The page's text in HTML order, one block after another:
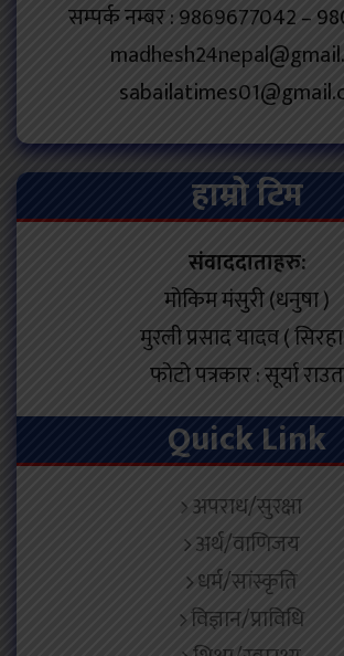
सम्पर्क नम्बर : 9869677042 –
हाम्रो टिम
संवाददाताहरु:
मोकिम मंसुरी (धनुषा )
मुरली प्रसाद यादव (
फोटो पत्रकार : सूर्या राउत
Quick Link
अपराध/सुरक्षा
अर्थ/वाणिजय
धर्म/सांस्कृति
विज्ञान/प्राविधि